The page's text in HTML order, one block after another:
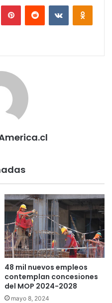
PinterestReddit VKontakte
48 mil nuevos empleos
contemplan concesiones
del MOP 2024-2028
mayo 8, 2024